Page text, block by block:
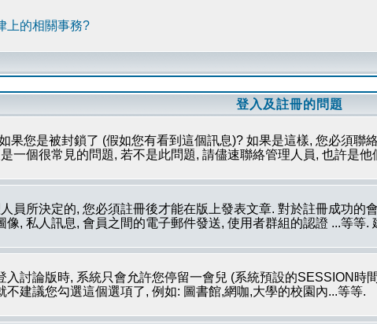
上的相關事務?
登入及註冊的問題
果您是被封鎖了 (假如您有看到這個訊息)? 如果是這樣, 您必須
一個很常見的問題, 若不是此問題, 請儘速聯絡管理人員, 也許是他
員所決定的, 您必須註冊後才能在版上發表文章. 對於註冊成功
像, 私人訊息, 會員之間的電子郵件發送, 使用者群組的認證 ...等
入討論版時, 系統只會允許您停留一會兒 (系統預設的SESSION
建議您勾選這個選項了, 例如: 圖書館,網咖,大學的校園內...等等.